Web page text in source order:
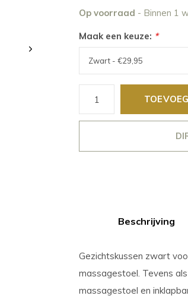
Op voorraad - Binnen 1
Maak een keuze: *
Beschrijving
Gezichtskussen zwart
massagestoel. Tevens
massagestoel en